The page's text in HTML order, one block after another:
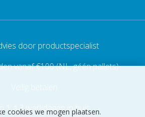
cookies we mogen plaatsen.
door productspecialist
vanaf €100(NL, géén pallets)
Veilig betalen
1 á 3 werkdagen in huis